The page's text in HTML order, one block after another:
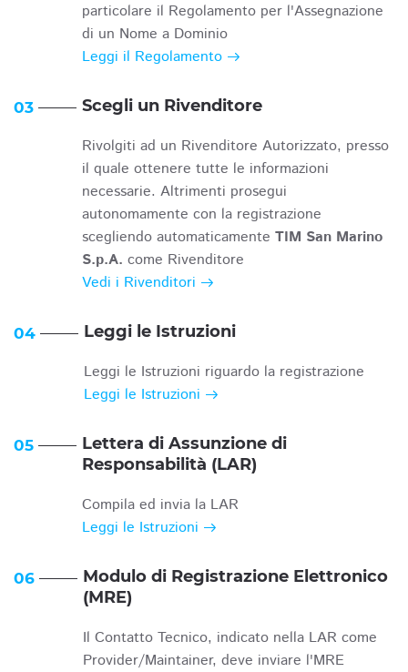
particolare il Regolamento per l'Assegnazione
di un Nome a Dominio
Leggi il Regolamento
03 Scegli un Rivenditore
Rivolgiti ad un Rivenditore Autorizzato, presso
il quale ottenere tutte le informazioni
necessarie. Altrimenti prosegui
autonomamente con la registrazione
scegliendo automaticamente TIM San Marino
S.p.A. come Rivenditore
Vedi i Rivenditori
04 Leggi le Istruzioni
Leggi le Istruzioni riguardo la registrazione
Leggi le Istruzioni
05
Lettera di Assunzione di
Responsabilità (LAR)
Compila ed invia la LAR
Leggi le Istruzioni
06
Modulo di Registrazione Elettronico
(MRE)
Il Contatto Tecnico, indicato nella LAR come
Provider/Maintainer, deve inviare l'MRE